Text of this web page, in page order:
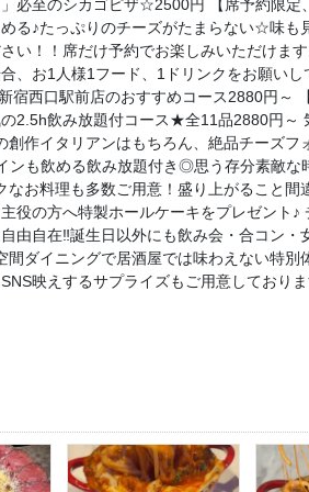
必至のシカゴピザ☆2500円 【席予約限定
る♪たっぷりのチーズがたまらない☆味も
い！！席だけ予約でお楽しみいただけます
、お1人様1フード、1ドリンクをお願いし
宿西口駅前店のおすすめコース2880円～
2.5h飲み放題付コース★全11品2880円～
創作イタリアンはもちろん、絶品チーズフ
ンも飲める飲み放題付き◎思う存分素敵な
なお料理も多数ご用意！盛り上がること間
役の方へ特製ホールケーキをプレゼント♪
由自在‼誕生日以外にも飲み会・合コン・
間ダイニングで居酒屋では味わえない特別
映えするサプライズもご用意しており